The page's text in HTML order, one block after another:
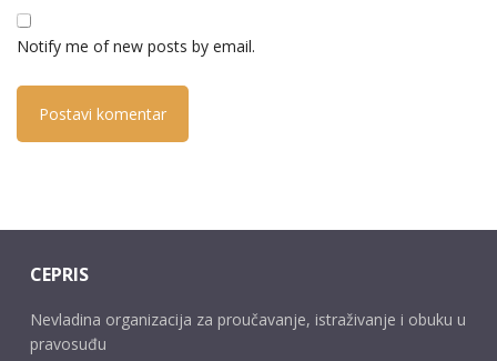
Notify me of new posts by email.
CEPRIS
Nevladina organizacija za proučavanje, istraživanje i obuku u
pravosuđu